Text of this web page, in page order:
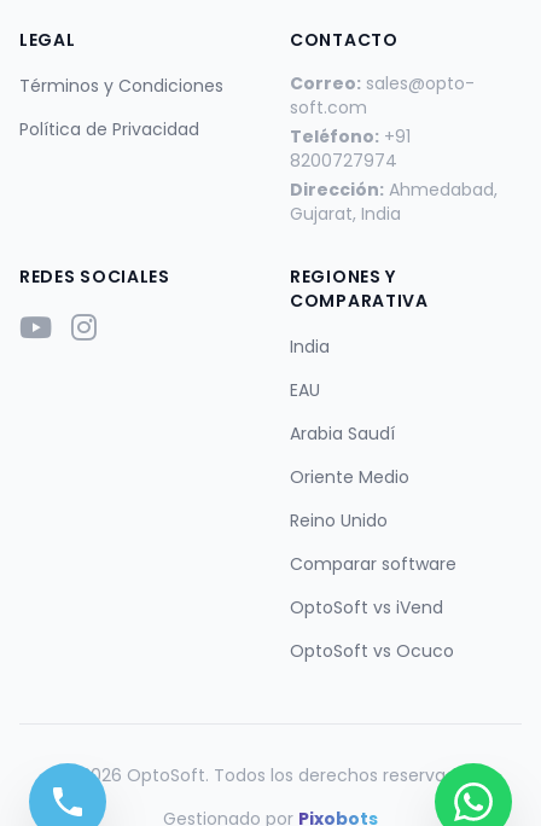
LEGAL
Términos y Condiciones
Política de Privacidad
CONTACTO
Correo: sales@opto-
soft.com
Teléfono: +91
8200727974
Dirección: Ahmedabad,
Gujarat, India
REDES SOCIALES
REGIONES Y
COMPARATIVA
India
EAU
Arabia Saudí
Oriente Medio
Reino Unido
Comparar software
OptoSoft vs iVend
OptoSoft vs Ocuco
© 2026 OptoSoft. Todos los derechos reservados.
Gestionado por Pixobots